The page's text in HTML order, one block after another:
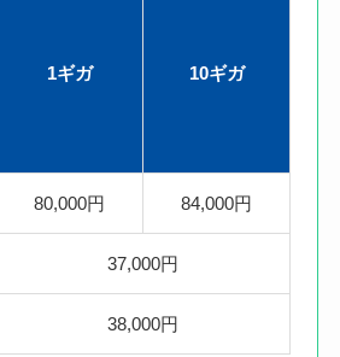
1ギガ 10ギガ
80,000円 84,000円
37,000円
38,000円